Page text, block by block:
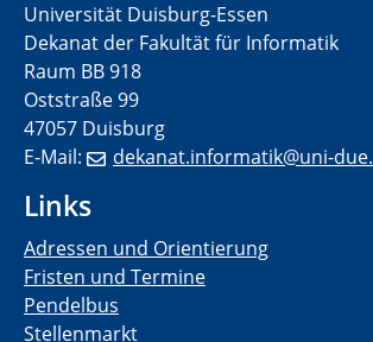
Universität Duisburg-Essen
Dekanat der Fakultät für Informatik
Raum BB 918
Oststraße 99
47057 Duisburg
E-Mail:
dekanat.informatik@uni-
Links
Adressen und Orientierung
Fristen und Termine
Pendelbus
Stellenmarkt